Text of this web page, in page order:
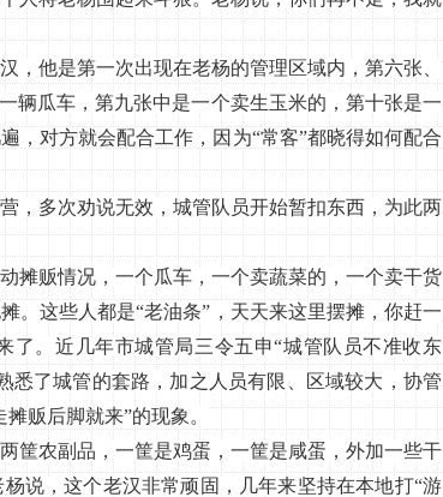
他是第一次出现在老杨的管理区域内，第六张、
辆瓜车，第九张中是一个卖生玉米的，第十张是一
，对方就会配合工作，因为“常客”都晓得如何配合
多次劝说无效，城管队员开始暂扣东西，为此两
贩情况，一个瓜车，一个卖蔬菜的，一个卖干货
。这些人都是“老油条”，天天来这里摆摊，你赶一
了。近几年市城管局三令五申“城管队员不准收东
悉了城管的套路，加之人员有限、区域较大，协管
贩后脚就来”的现象。
农副品，一筐是鸡蛋，一筐是咸蛋，外加一些干
说，这个老汉非常顽固，几年来坚持在本地打“游